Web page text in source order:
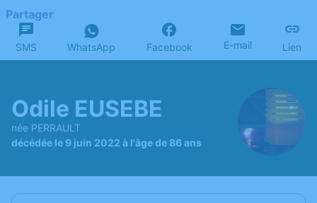
Partager
SMS WhatsApp Facebook E-mail Lien
Odile EUSEBE
née PERRAULT
décédée le 9 juin 2022 à l'âge de 86 ans